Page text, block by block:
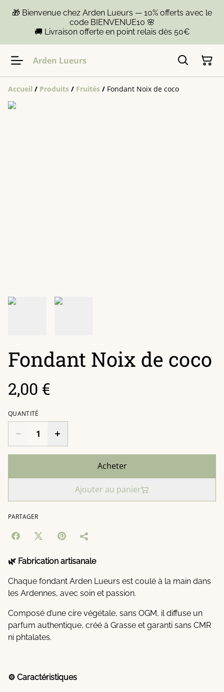
🎁 Bienvenue chez Arden Lueurs — 10% offerts avec le
code BIENVENUE10 🌸
🚚 Livraison offerte en point relais dès 50€
Arden Lueurs
Accueil / Produits / Fruités / Fondant Noix de coco
Fondant Noix de coco
2,00 €
QUANTITÉ
Acheter
Ajouter au panier
PARTAGER
🌿 Fabrication artisanale
Chaque fondant Arden Lueurs est coulé à la main dans
les Ardennes, avec soin et passion.
Composé d’une cire végétale, sans OGM, il diffuse un
parfum authentique, créé à Grasse et garanti sans CMR
ni phtalates.
⚙️ Caractéristiques